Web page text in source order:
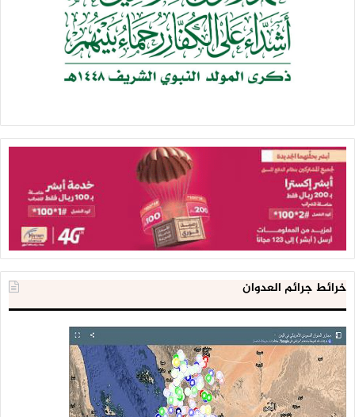
خرائط جرائم العدوان